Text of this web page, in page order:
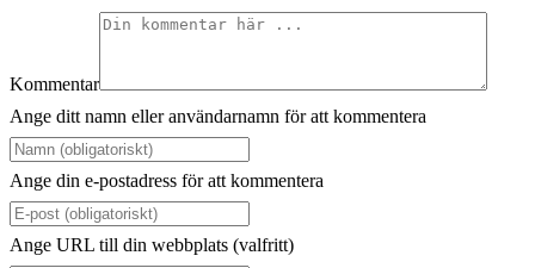
Kommentar
Ange ditt namn eller användarnamn för att kommentera
Ange din e-postadress för att kommentera
Ange URL till din webbplats (valfritt)